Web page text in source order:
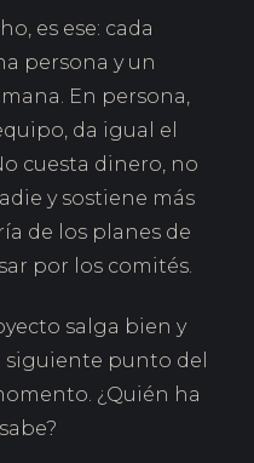
es ese: cada
persona y un
En persona,
da igual el
cuesta dinero, no
y sostiene más
de los planes de
por los comités.
salga bien y
siguiente punto del
¿Quién ha